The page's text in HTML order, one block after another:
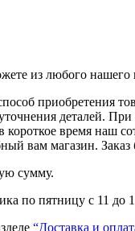
из любого
приобретения
деталей.
время наш
вам магазин.
сумму.
по пятницу с 11
“Доставка и